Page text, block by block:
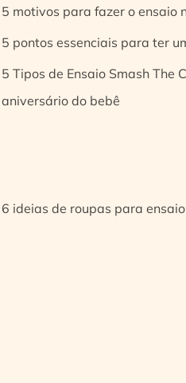
5 motivos para fazer o ensaio
5 pontos essenciais para ter
5 Tipos de Ensaio Smash The
aniversário do bebê
6 ideias de roupas para